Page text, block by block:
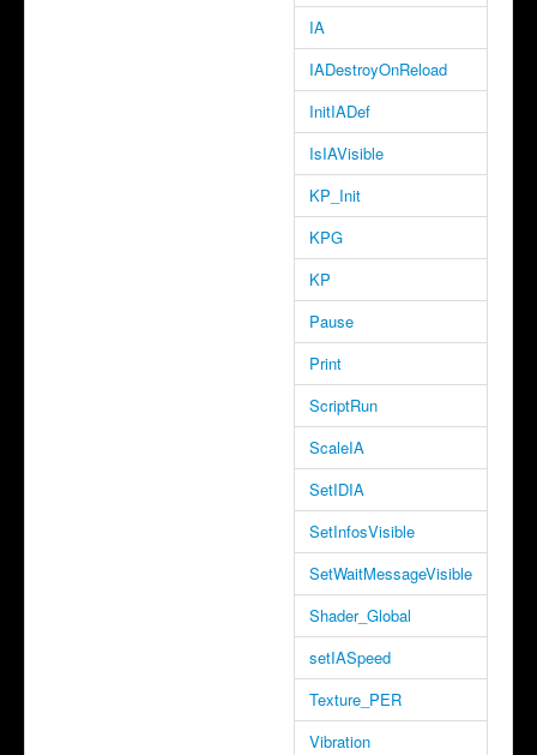
IA
IADestroyOnReload
InitIADef
IsIAVisible
KP_Init
KPG
KP
Pause
Print
ScriptRun
ScaleIA
SetIDIA
SetInfosVisible
SetWaitMessageVisible
Shader_Global
setIASpeed
Texture_PER
Vibration